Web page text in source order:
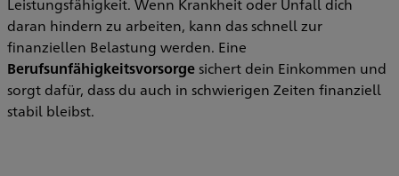
Leistungsfähigkeit. Wenn Krankheit oder Unfall dich
daran hindern zu arbeiten, kann das schnell zur
finanziellen Belastung werden. Eine
Berufsunfähigkeitsvorsorgesichert dein Einkommen und
sorgt dafür, dass du auch in schwierigen Zeiten finanziell
stabil bleibst.